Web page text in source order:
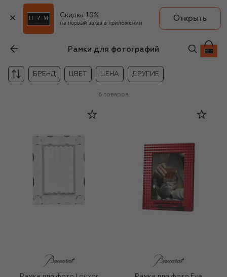
Скидка 10%
на первый заказ в приложении
Открыть
Рамки для фотографий
БРЕНД ЦВЕТ ЦЕНА ДРУГИЕ
6 товаров